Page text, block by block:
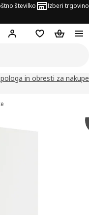
številko Izberi trgovino
Hej! Prijava ali
Seznam želja
in obresti za nakupe